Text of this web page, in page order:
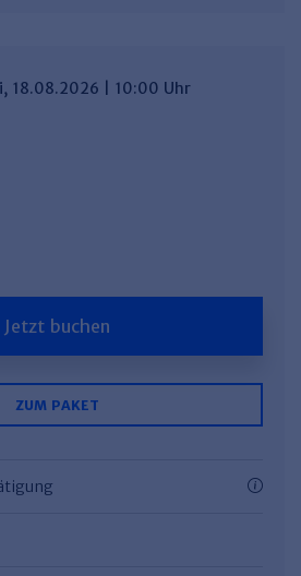
18.08.2026 | 10:00 Uhr
Jetzt buchen
ZUM PAKET